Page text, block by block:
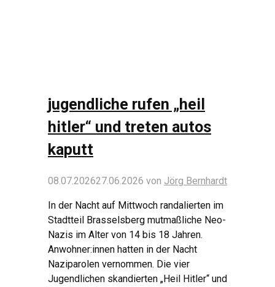
jugendliche rufen „heil
hitler“ und treten autos
kaputt
08.07.202627.06.2026 von Jörg Bernhardt
In der Nacht auf Mittwoch randalierten im
Stadtteil Brasselsberg mutmaßliche Neo-
Nazis im Alter von 14 bis 18 Jahren.
Anwohner:innen hatten in der Nacht
Naziparolen vernommen. Die vier
Jugendlichen skandierten „Heil Hitler“ und